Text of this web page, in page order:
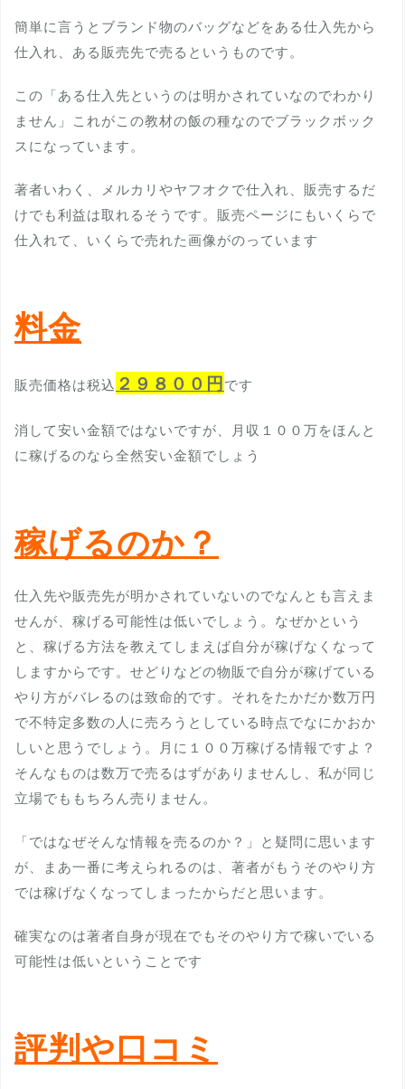
簡単に言うとブランド物のバッグなどをある仕入先から
仕入れ、ある販売先で売るというものです。
この「ある仕入先というのは明かされていなのでわかり
ません」これがこの教材の飯の種なのでブラックボック
スになっています。
著者いわく、メルカリやヤフオクで仕入れ、販売するだ
けでも利益は取れるそうです。販売ページにもいくらで
仕入れて、いくらで売れた画像がのっています
料金
販売価格は税込 ２９８００円です
消して安い金額ではないですが、月収１００万をほんと
に稼げるのなら全然安い金額でしょう
稼げるのか？
仕入先や販売先が明かされていないのでなんとも言えま
せんが、稼げる可能性は低いでしょう。なぜかという
と、稼げる方法を教えてしまえば自分が稼げなくなって
しますからです。せどりなどの物販で自分が稼げている
やり方がバレるのは致命的です。それをたかだか数万円
で不特定多数の人に売ろうとしている時点でなにかおか
しいと思うでしょう。月に１００万稼げる情報ですよ？
そんなものは数万で売るはずがありませんし、私が同じ
立場でももちろん売りません。
「ではなぜそんな情報を売るのか？」と疑問に思います
が、まあ一番に考えられるのは、著者がもうそのやり方
では稼げなくなってしまったからだと思います。
確実なのは著者自身が現在でもそのやり方で稼いでいる
可能性は低いということです
評判や口コミ